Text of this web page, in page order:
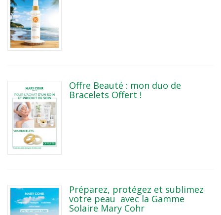
Offre Beauté : mon duo de
Bracelets Offert !
Préparez, protégez et sublimez
votre peau avec la Gamme
Solaire Mary Cohr